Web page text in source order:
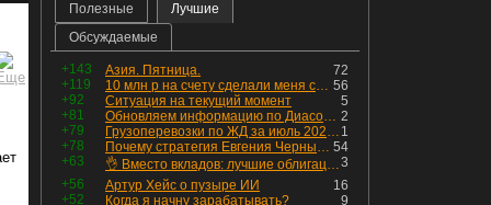
Полезные
Лучшие
Обсуждаемые
+143 72
Азия. Пятница.
+119
56
10 млн р на счету сделали меня счастливым? Ожидание vs Реальность!
+92
5
Ситуация на текущий момент
+81
2
Обновляем информацию по Диасофту: дивиденды и выкуп
+79
1
Грузоперевозки по ЖД за июль 2026 г. — четвёртый месяц подряд роста, чёрные металлы на уровне прошлого года, а каменный уголь в плюсе.
+78
54
Почему стратегия Евгения Черных приведет вас к убыткам в 2026 году
+63
3
👌 Вместо вкладов: лучшие облигации — только супер надёжные
+56
16
Артур Хейс о пузыре ИИ
+52
9
Когда я начну зарабатывать?